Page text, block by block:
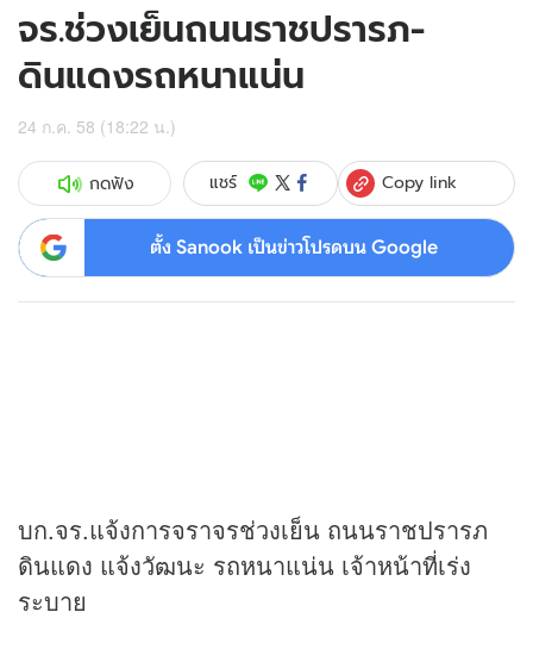
จร.ช่วงเย็นถนนราชปรารภ-
ดินแดงรถหนาแน่น
24 ก.ค. 58 (18:22 น.)
กดฟัง แชร์ Copy link
ตั้ง Sanook เป็นข่าวโปรดบน Google
บก.จร.แจ้งการจราจรช่วงเย็น ถนนราชปรารภ
ดินแดง แจ้งวัฒนะ รถหนาแน่น เจ้าหน้าที่เร่ง
ระบาย